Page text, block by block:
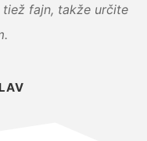
fajn, takže určite